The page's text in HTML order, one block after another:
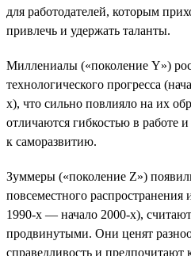
для работодателей, которым
привлечь и удержать таланты.
Миллениалы («поколение Y»)
технологического прогресса
х), что сильно повлияло на их
отличаются гибкостью в работе
к саморазвитию.
Зуммеры («поколение Z»)
повсеместного распространения
1990-х — начало 2000-х),
продвинутыми. Они ценят
справедливость и предпочитают